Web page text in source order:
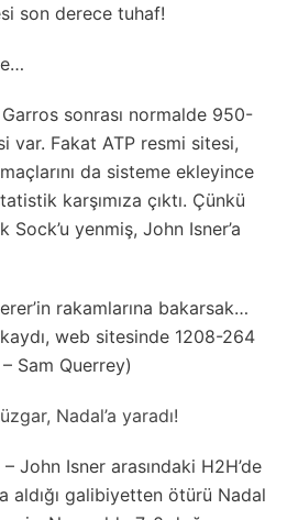
son derece tuhaf!
Garros sonrası normalde 950-
var. Fakat ATP resmi sitesi,
da sisteme ekleyince
karşımıza çıktı. Çünkü
Sock’u yenmiş, John Isner’a
rakamlarına bakarsak…
web sitesinde 1208-264
Sam Querrey)
Nadal’a yaradı!
John Isner arasındaki H2H’de
aldığı galibiyetten ötürü Nadal